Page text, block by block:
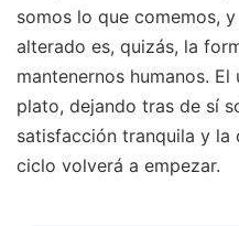
somos lo que comemos,
alterado es, quizás, la
mantenernos humanos.
plato, dejando tras de sí
satisfacción tranquila y la
ciclo volverá a empezar.